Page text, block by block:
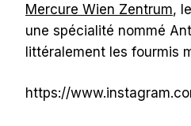
Mercure Wien Zentrum,
une spécialité nommé
littéralement les fourmis
https://